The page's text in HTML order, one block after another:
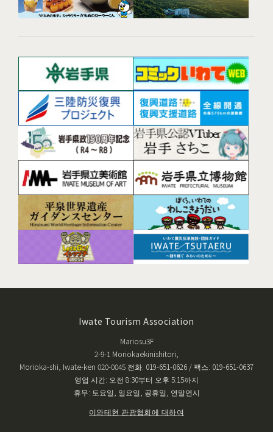
Iwate Tourism Association
Mariosu3F
2-9-1 Moriokaekinishitori,
Morioka-shi, Iwate-ken 020-0045 전화: 019-651-0626 / 팩스: 019-651-0637
영업 시간: 오전 8:30부터 오후 5:15까지
휴무: 토요일, 일요일, 공휴일, 연말연시
이와테현 관광협회에 대하여